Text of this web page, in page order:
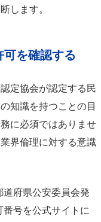
します。
を確認する
定協会が認定する民
知識を持つことの目
に必須ではありませ
界倫理に対する意識
道府県公安委員会発
号を公式サイトに